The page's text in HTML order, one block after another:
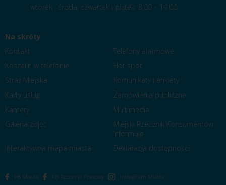
wtorek , środa, czwartek i piątek: 8.00 – 14.00
Na skróty
Kontakt
Telefony alarmowe
Koszalin w telefonie
Hot spot
Straż Miejska
Komunikaty i ankiety
Karty usług
Zamówienia publiczne
Kamery
Multimedia
Galeria zdjęć
Miejski Rzecznik Konsumentów
Informuje
Interaktywna mapa miasta
Deklaracja dostępności
FB Miasta FB Rzecznik Prasowy Instagram Miasta